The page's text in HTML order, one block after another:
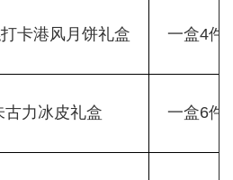
卡港风月饼礼盒 一盒4件
力冰皮礼盒 一盒6件